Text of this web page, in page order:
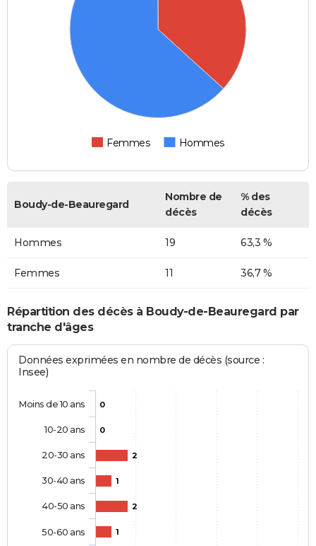
Femmes Hommes
Boudy-de-Beauregard
Nombre de
décès
% des
décès
Hommes 19 63,3 %
Femmes 11 36,7 %
Répartition des décès à Boudy-de-Beauregard par
tranche d'âges
Données exprimées en nombre de décès (source :
Insee)
0
0
2
1
2
1
Moins de 10 ans
10-20 ans
20-30 ans
30-40 ans
40-50 ans
50-60 ans